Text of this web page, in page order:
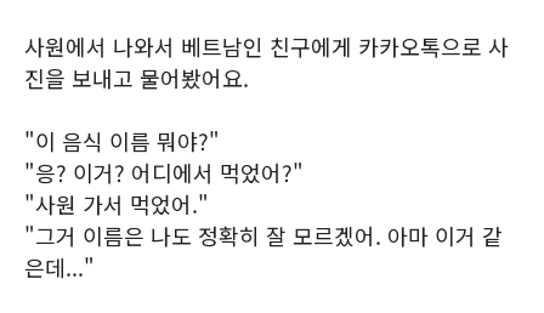
사원에서 나와서 베트남인 친구에게 카카오톡으로 사
진을 보내고 물어봤어요.
"이 음식 이름 뭐야?"
"응? 이거? 어디에서 먹었어?"
"사원 가서 먹었어."
"그거 이름은 나도 정확히 잘 모르겠어. 아마 이거 같
은데..."